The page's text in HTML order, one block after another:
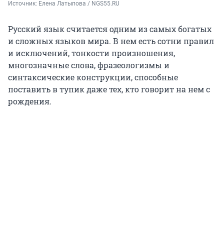
Источник: Елена Латыпова / NGS55.RU
Русский язык считается одним из самых богатых
и сложных языков мира. В нем есть сотни правил
и исключений, тонкости произношения,
многозначные слова, фразеологизмы и
синтаксические конструкции, способные
поставить в тупик даже тех, кто говорит на нем с
рождения.